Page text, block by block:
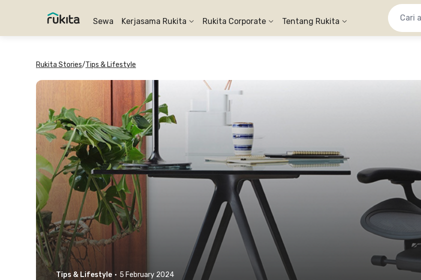
Sewa Kerjasama Rukita Rukita Corporate Tentang Rukita
Rukita Stories/Tips & Lifestyle
Tips & Lifestyle · 5 February 2024